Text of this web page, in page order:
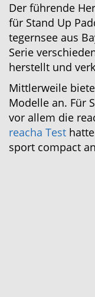
Der führende
für Stand Up
tegernsee aus
Serie
herstellt und
Mittlerweile
Modelle an. Für
vor allem die
reacha Test
sport compact